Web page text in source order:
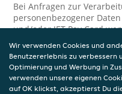
Bei Anfragen zur
personenbezogener
und/oder JET Pay Card
dir das JET Pay-Guthaben
Arbeitgeber,
erforderlich, da JET und
gewährt, eine separate
und den Schutz deiner
Wir verwenden Cookies und
Benutzererlebnis zu verbessern
Optimierung und Werbung in
verwenden unsere eigenen
auf OK klickst, akzeptierst Du